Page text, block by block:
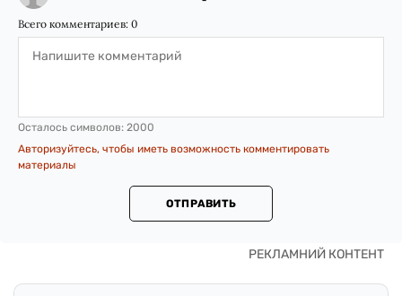
Всего комментариев: 0
Осталось символов: 2000
Авторизуйтесь, чтобы иметь возможность комментировать
материалы
ОТПРАВИТЬ